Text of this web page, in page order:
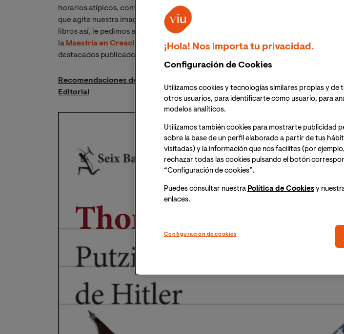
horarios atípicos, configuran la ocasión perfecta para perderse por horas en las
que agite nuestra imaginación, manteniéndonos cautivos por su relato. Para
libros así, le pedimos a nuestros expertos de la
la Maestría en Creación Literariaque nos recomendaran algunos de los títulos
destacados publicados en lo que va de año.
Recomendaciones de Adolfo García Ortega – Co-Director de la Maestría en
Editorial
¡Hola! Nos importa tu privacidad.
Configuración de Cookies
Utilizamos cookies y tecnologías similares propias y
otros usuarios, para identificarte como usuario, para
modelos analíticos.
Utilizamos también cookies para mostrarte publicidad
sobre la base de un perfil elaborado a partir de tus
visitadas) y la información que nos facilites (por
rechazar todas las cookies pulsando el botón
“Configuración de cookies”.
Puedes consultar nuestra Política de Cookiesy
enlaces.
Configuración de cookies